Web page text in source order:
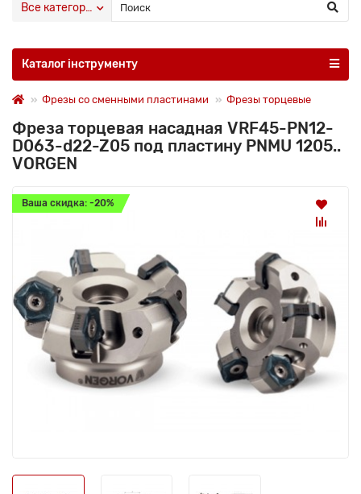
Все категории
Каталог інструменту
Фрезы со сменными пластинами Фрезы торцевые
Фреза торцевая насадная VRF45-PN12-
D063-d22-Z05 под пластину PNMU 1205..
VORGEN
Ваша скидка: -20%